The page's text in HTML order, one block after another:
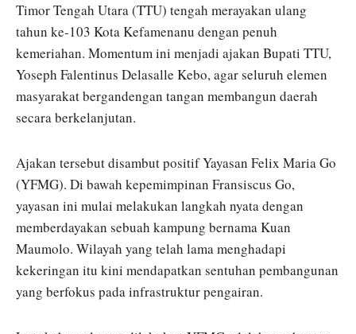
Timor Tengah Utara (TTU) tengah merayakan ulang
tahun ke-103 Kota Kefamenanu dengan penuh
kemeriahan. Momentum ini menjadi ajakan Bupati TTU,
Yoseph Falentinus Delasalle Kebo, agar seluruh elemen
masyarakat bergandengan tangan membangun daerah
secara berkelanjutan.
Ajakan tersebut disambut positif Yayasan Felix Maria Go
(YFMG). Di bawah kepemimpinan Fransiscus Go,
yayasan ini mulai melakukan langkah nyata dengan
memberdayakan sebuah kampung bernama Kuan
Maumolo. Wilayah yang telah lama menghadapi
kekeringan itu kini mendapatkan sentuhan pembangunan
yang berfokus pada infrastruktur pengairan.